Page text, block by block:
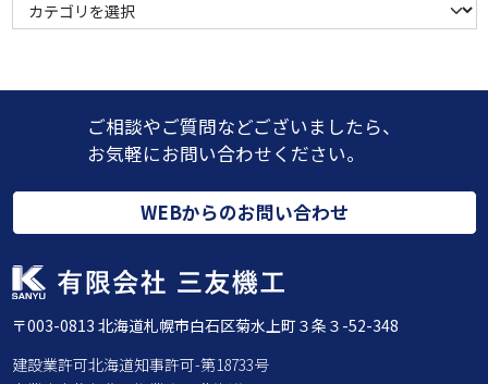
ご相談やご質問などございましたら、
お気軽にお問い合わせください。
WEBからのお問い合わせ
〒003-0813 北海道札幌市⽩⽯区菊⽔上町３条３-52-348
建設業許可北海道知事許可-第18733号